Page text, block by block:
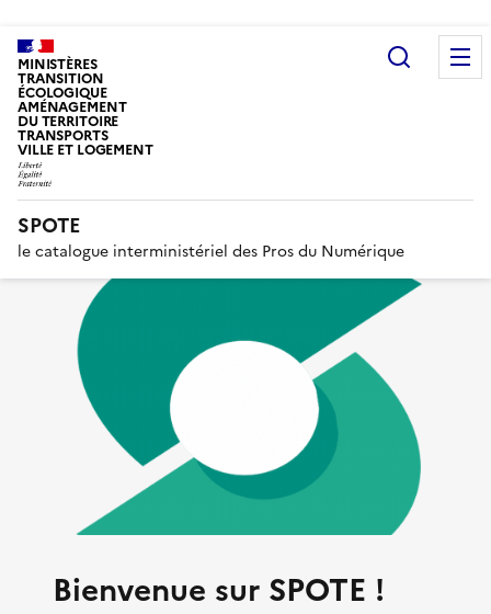
MINISTÈRES
TRANSITION
ÉCOLOGIQUE
AMÉNAGEMENT
DU TERRITOIRE
TRANSPORTS
VILLE ET LOGEMENT
SPOTE
le catalogue interministériel des Pros du Numérique
Bienvenue sur SPOTE !